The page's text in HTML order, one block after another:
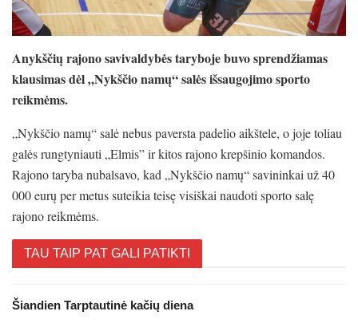
Anykščių rajono savivaldybės taryboje buvo sprendžiamas
klausimas dėl „Nykščio namų“ salės išsaugojimo sporto
reikmėms.
„Nykščio namų“ salė nebus paversta padelio aikštele, o joje toliau
galės rungtyniauti „Elmis” ir kitos rajono krepšinio komandos.
Rajono taryba nubalsavo, kad „Nykščio namų“ savininkai už 40
000 eurų per metus suteikia teisę visiškai naudoti sporto salę
rajono reikmėms.
TAU TAIP PAT GALI PATIKTI
Šiandien Tarptautinė kačių diena